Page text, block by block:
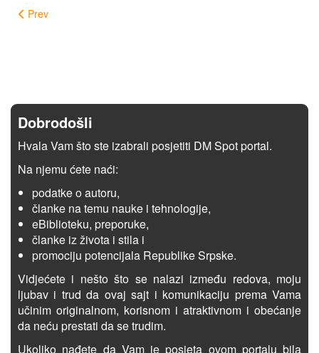
Prev
Dobrodošli
Hvala Vam što ste izabrali posjetiti DM Spot portal.
Na njemu ćete naći:
podatke o autoru,
članke na temu nauke i tehnologije,
eBiblioteku, preporuke,
članke iz života i stila i
promociju potencijala Republike Srpske.
Vidjećete i nešto što se nalazi između redova, moju
ljubav i trud da ovaj sajt i komunikaciju prema Vama
učinim originalnom, korisnom i atraktivnom i obećanje
da neću prestati da se trudim.
Ukoliko nađete da Vam je posjeta ovom portalu bila